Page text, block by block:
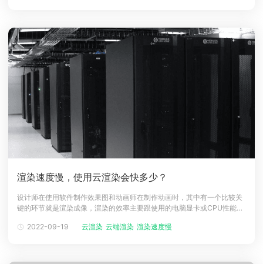
渲染速度慢，使用云渲染会快多少？
设计师在使用软件制作效果图和动画师在制作动画时，其中有一个比较关
键的环节就是渲染成像，渲染的效率主要跟使用的电脑显卡或CPU性能有
渲染速度快、效率高一直是各大云渲染平台主打的卖点之一，那么渲染速
2022-09-19 云渲染 云端渲染 渲染速度慢